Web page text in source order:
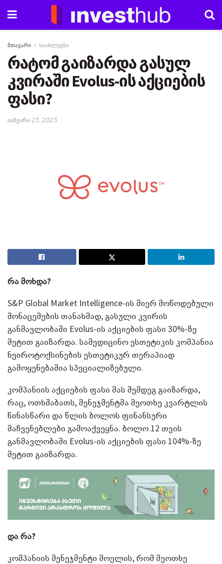
მთავარი სიახლეები
რატომ გაიზარდა გასულ
კვირაში Evolus-ის აქციების
ფასი?
იანვარი 23, 2023
რა მოხდა?
S&P Global Market Intelligence-ის მიერ მოწოდებული
მონაცემების თანახმად, გასული კვირის
განმავლობაში Evolus-ის აქციების ფასი 30%-ზე
მეტით გაიზარდა. სამედიცინო ესთეტიკის კომპანია
ნეიროტოქსინების ესთეტიკურ თერაპიად
გამოყენებაშია სპეციალიზებული.
კომპანიის აქციების ფასი მას შემდეგ გაიზარდა,
რაც, ოთხშაბათს, მენეჯმენტმა მეოთხე კვარტლის
წინასწარი და წლის ბოლოს ფინანსური
მაჩვენებლები გამოაქვეყნა. ბოლო 12 თვის
განმავლობაში Evolus-ის აქციების ფასი 104%-ზე
მეტით გაიზარდა.
და რა?
კომპანიის მენეჯმენტი მოელის, რომ მეოთხე